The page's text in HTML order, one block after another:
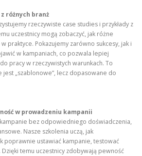
różnych branż
rzeczywiste case studies i przykłady z
uczestnicy mogą zobaczyć, jak różne
praktyce. Pokazujemy zarówno sukcesy, jak i
w kampaniach, co pozwala lepiej
pracy w rzeczywistych warunkach. To
jest „szablonowe”, lecz dopasowane do
w prowadzeniu kampanii
bez odpowiedniego doświadczenia,
Nasze szkolenia uczą, jak
poprawnie ustawiać kampanie, testować
temu uczestnicy zdobywają pewność